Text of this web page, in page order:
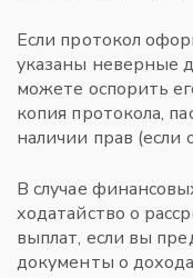
Если протокол
указаны неверные
можете оспорить
копия протокола,
наличии прав
В случае
ходатайство о
выплат, если вы
документы о